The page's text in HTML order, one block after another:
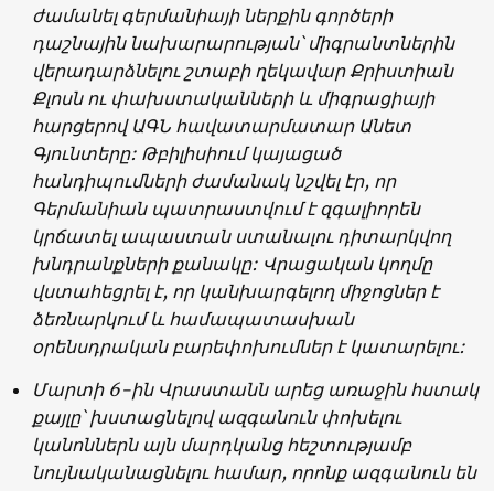
ժամանել գերմանիայի ներքին գործերի
դաշնային նախարարության՝ միգրանտներին
վերադարձնելու շտաբի ղեկավար Քրիստիան
Քլոսն ու փախստականների և միգրացիայի
հարցերով ԱԳՆ հավատարմատար Անետ
Գյունտերը: Թբիլիսիում կայացած
հանդիպումների ժամանակ նշվել էր, որ
Գերմանիան պատրաստվում է զգալիորեն
կրճատել ապաստան ստանալու դիտարկվող
խնդրանքների քանակը: Վրացական կողմը
վստահեցրել է, որ կանխարգելող միջոցներ է
ձեռնարկում և համապատասխան
օրենսդրական բարեփոխումներ է կատարելու:
Մարտի 6-ին Վրաստանն արեց առաջին հստակ
քայլը՝ խստացնելով ազգանուն փոխելու
կանոններն այն մարդկանց հեշտությամբ
նույնականացնելու համար, որոնք ազգանուն են